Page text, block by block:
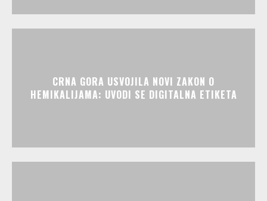
CRNA GORA USVOJILA NOVI ZAKON O
HEMIKALIJAMA: UVODI SE DIGITALNA ETIKETA